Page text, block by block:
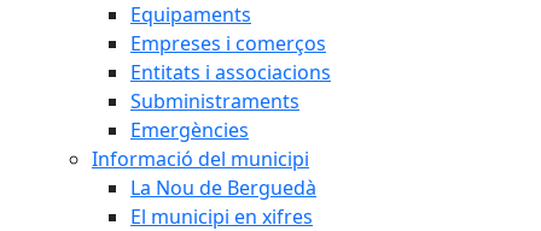
Equipaments
Empreses i comerços
Entitats i associacions
Subministraments
Emergències
Informació del municipi
La Nou de Berguedà
El municipi en xifres